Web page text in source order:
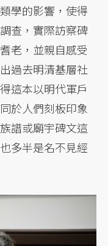
學的影響，使得
查，實際訪察碑
老，並親自感受
過去明清基層社
這本以明代軍戶
於人們刻板印象
譜或廟宇碑文這
多半是名不見經